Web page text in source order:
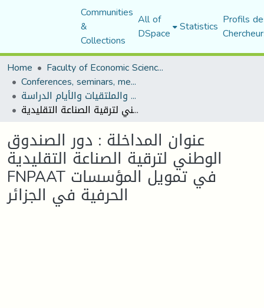
Communities
&
Collections
All of
DSpace Statistics Profils
Home
Faculty of Economic Sciences, Commerce and Management Sciences
Conferences, seminars, meetings, and study days
المؤتمرات والندوات والملتقيات والأيام الدراسة
عنوان المداخلة : دور الصندوق الوطني لترقية الصناعة التقليدية FNPAAT في تمويل المؤسسات الحرفية في الجزائر
عنوان المداخلة : دور الصندوق
الوطني لترقية الصناعة التقليدية
FNPAAT في تمويل المؤسسات
الحرفية في الجزائر